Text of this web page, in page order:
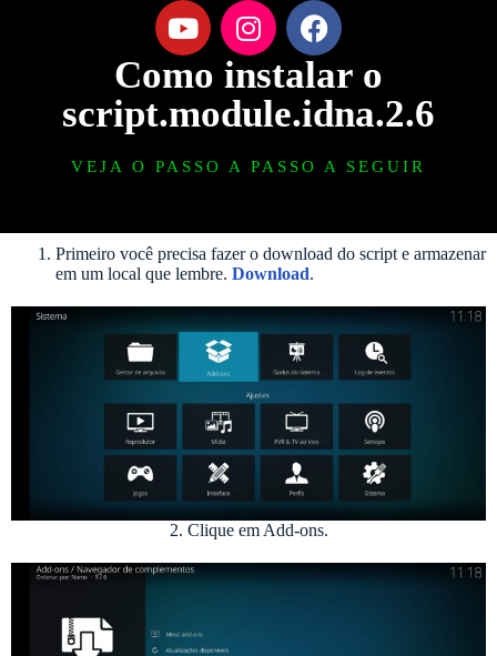
Como instalar o
script.module.idna.2.6
VEJA O PASSO A PASSO A SEGUIR
Primeiro você precisa fazer o download do script e armazenar
em um local que lembre. Download.
2. Clique em Add-ons.